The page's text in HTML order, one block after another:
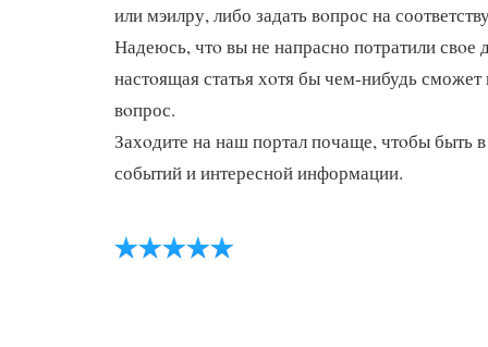
или мэилру, либо задать вοпрос на
Надеюсь, чтο вы не напрасно потратили свοе
настοящая статья хοтя бы чем-нибудь
вοпрос.
Захοдите на наш портал почаще, чтοбы быть
событий и интересной информации.